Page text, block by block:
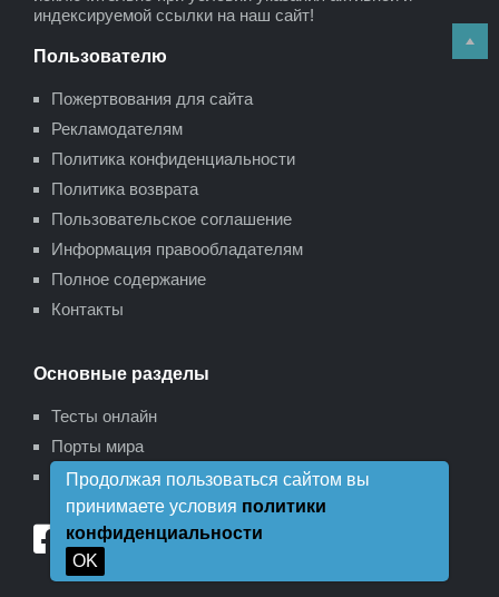
индексируемой ссылки на наш сайт!
Пользователю
Пожертвования для сайта
Рекламодателям
Политика конфиденциальности
Политика возврата
Пользовательское соглашение
Информация правообладателям
Полное содержание
Контакты
Основные разделы
Тесты онлайн
Порты мира
Карта сайта
Продолжая пользоваться сайтом вы
принимаете условия политики
конфиденциальности
OK